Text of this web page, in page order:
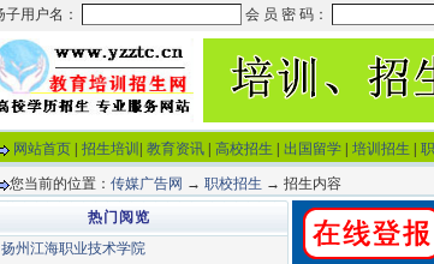
网站首页
招生培训 教育资讯 高校招生 出国留学 培训招生
您当前的位置： 传媒广告网 → 职校招生 → 招生内容
热门阅览
扬州江海职业技术学院